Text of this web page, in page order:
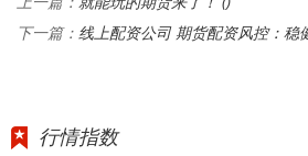
下一篇： 线上配资公司 期货配资风控：稳
行情指数